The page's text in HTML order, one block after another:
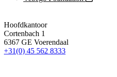
Hoofdkantoor
Cortenbach 1
6367 GE Voerendaal
+31(0) 45 562 8333